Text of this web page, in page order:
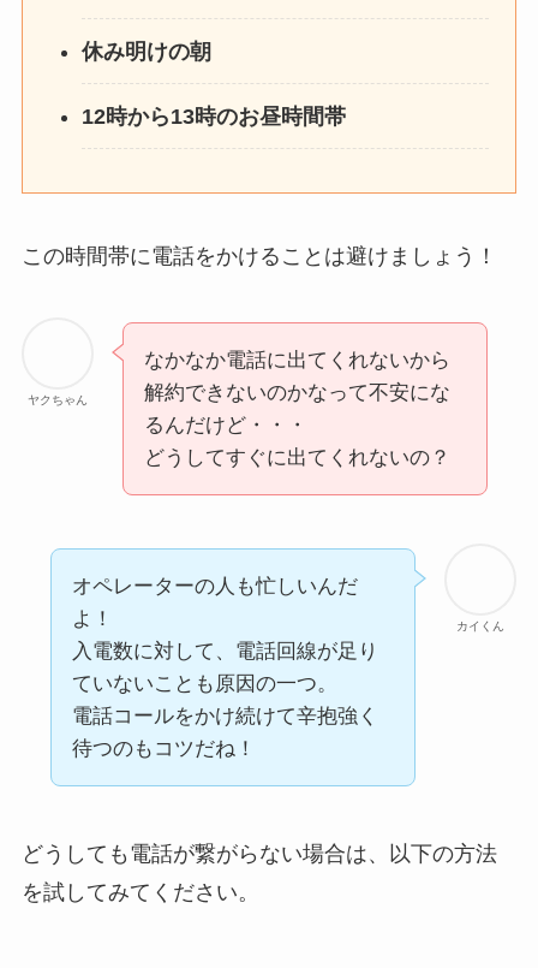
休み明けの朝
12時から13時のお昼時間帯
この時間帯に電話をかけることは避けましょう！
ヤクちゃん
なかなか電話に出てくれないから
解約できないのかなって不安にな
るんだけど・・・
どうしてすぐに出てくれないの？
カイくん
オペレーターの人も忙しいんだ
よ！
入電数に対して、電話回線が足り
ていないことも原因の一つ。
電話コールをかけ続けて辛抱強く
待つのもコツだね！
どうしても電話が繋がらない場合は、以下の方法
を試してみてください。